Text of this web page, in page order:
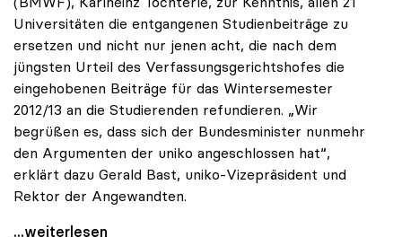
Universitäten die entgangenen Studienbeiträge zu
ersetzen und nicht nur jenen acht, die nach dem
jüngsten Urteil des Verfassungsgerichtshofes die
eingehobenen Beiträge für das Wintersemester
2012/13 an die Studierenden refundieren. „Wir
begrüßen es, dass sich der Bundesminister nunmehr
den Argumenten der uniko angeschlossen hat“,
erklärt dazu Gerald Bast, uniko-Vizepräsident und
Rektor der Angewandten.
uniko begrüsst Ersatz der Studienbeiträge für alle
...weiterlesen